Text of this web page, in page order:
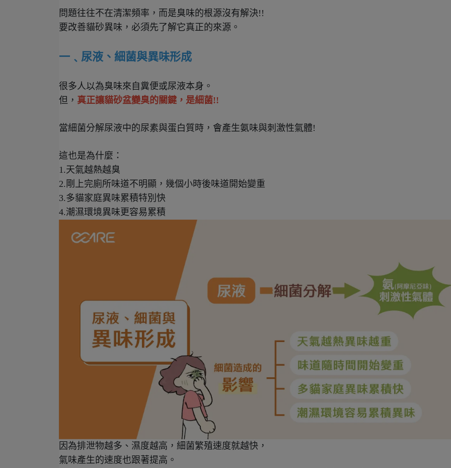
問題往往不在清潔頻率，而是臭味的根源沒有解決!!
要改善貓砂異味，必須先了解它真正的來源。
一﹑尿液、細菌與異味形成
很多人以為臭味來自糞便或尿液本身。
但， 真正讓貓砂盆變臭的關鍵，是細菌!!
這也是為什麼：
1.天氣越熱越臭
2. 剛上完廁所味道不明顯，幾個小時後味道開始變重
3.多貓家庭異味累積特別快
4.潮濕環境異味更容易累積
因為排泄物越多、濕度越高，細菌繁殖速度就越快，
氣味產生的速度也跟著提高。